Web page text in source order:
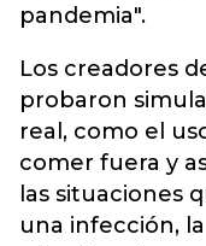
pandemia".
Los creadores
probaron
real, como el
comer fuera y
las situaciones
una infección,